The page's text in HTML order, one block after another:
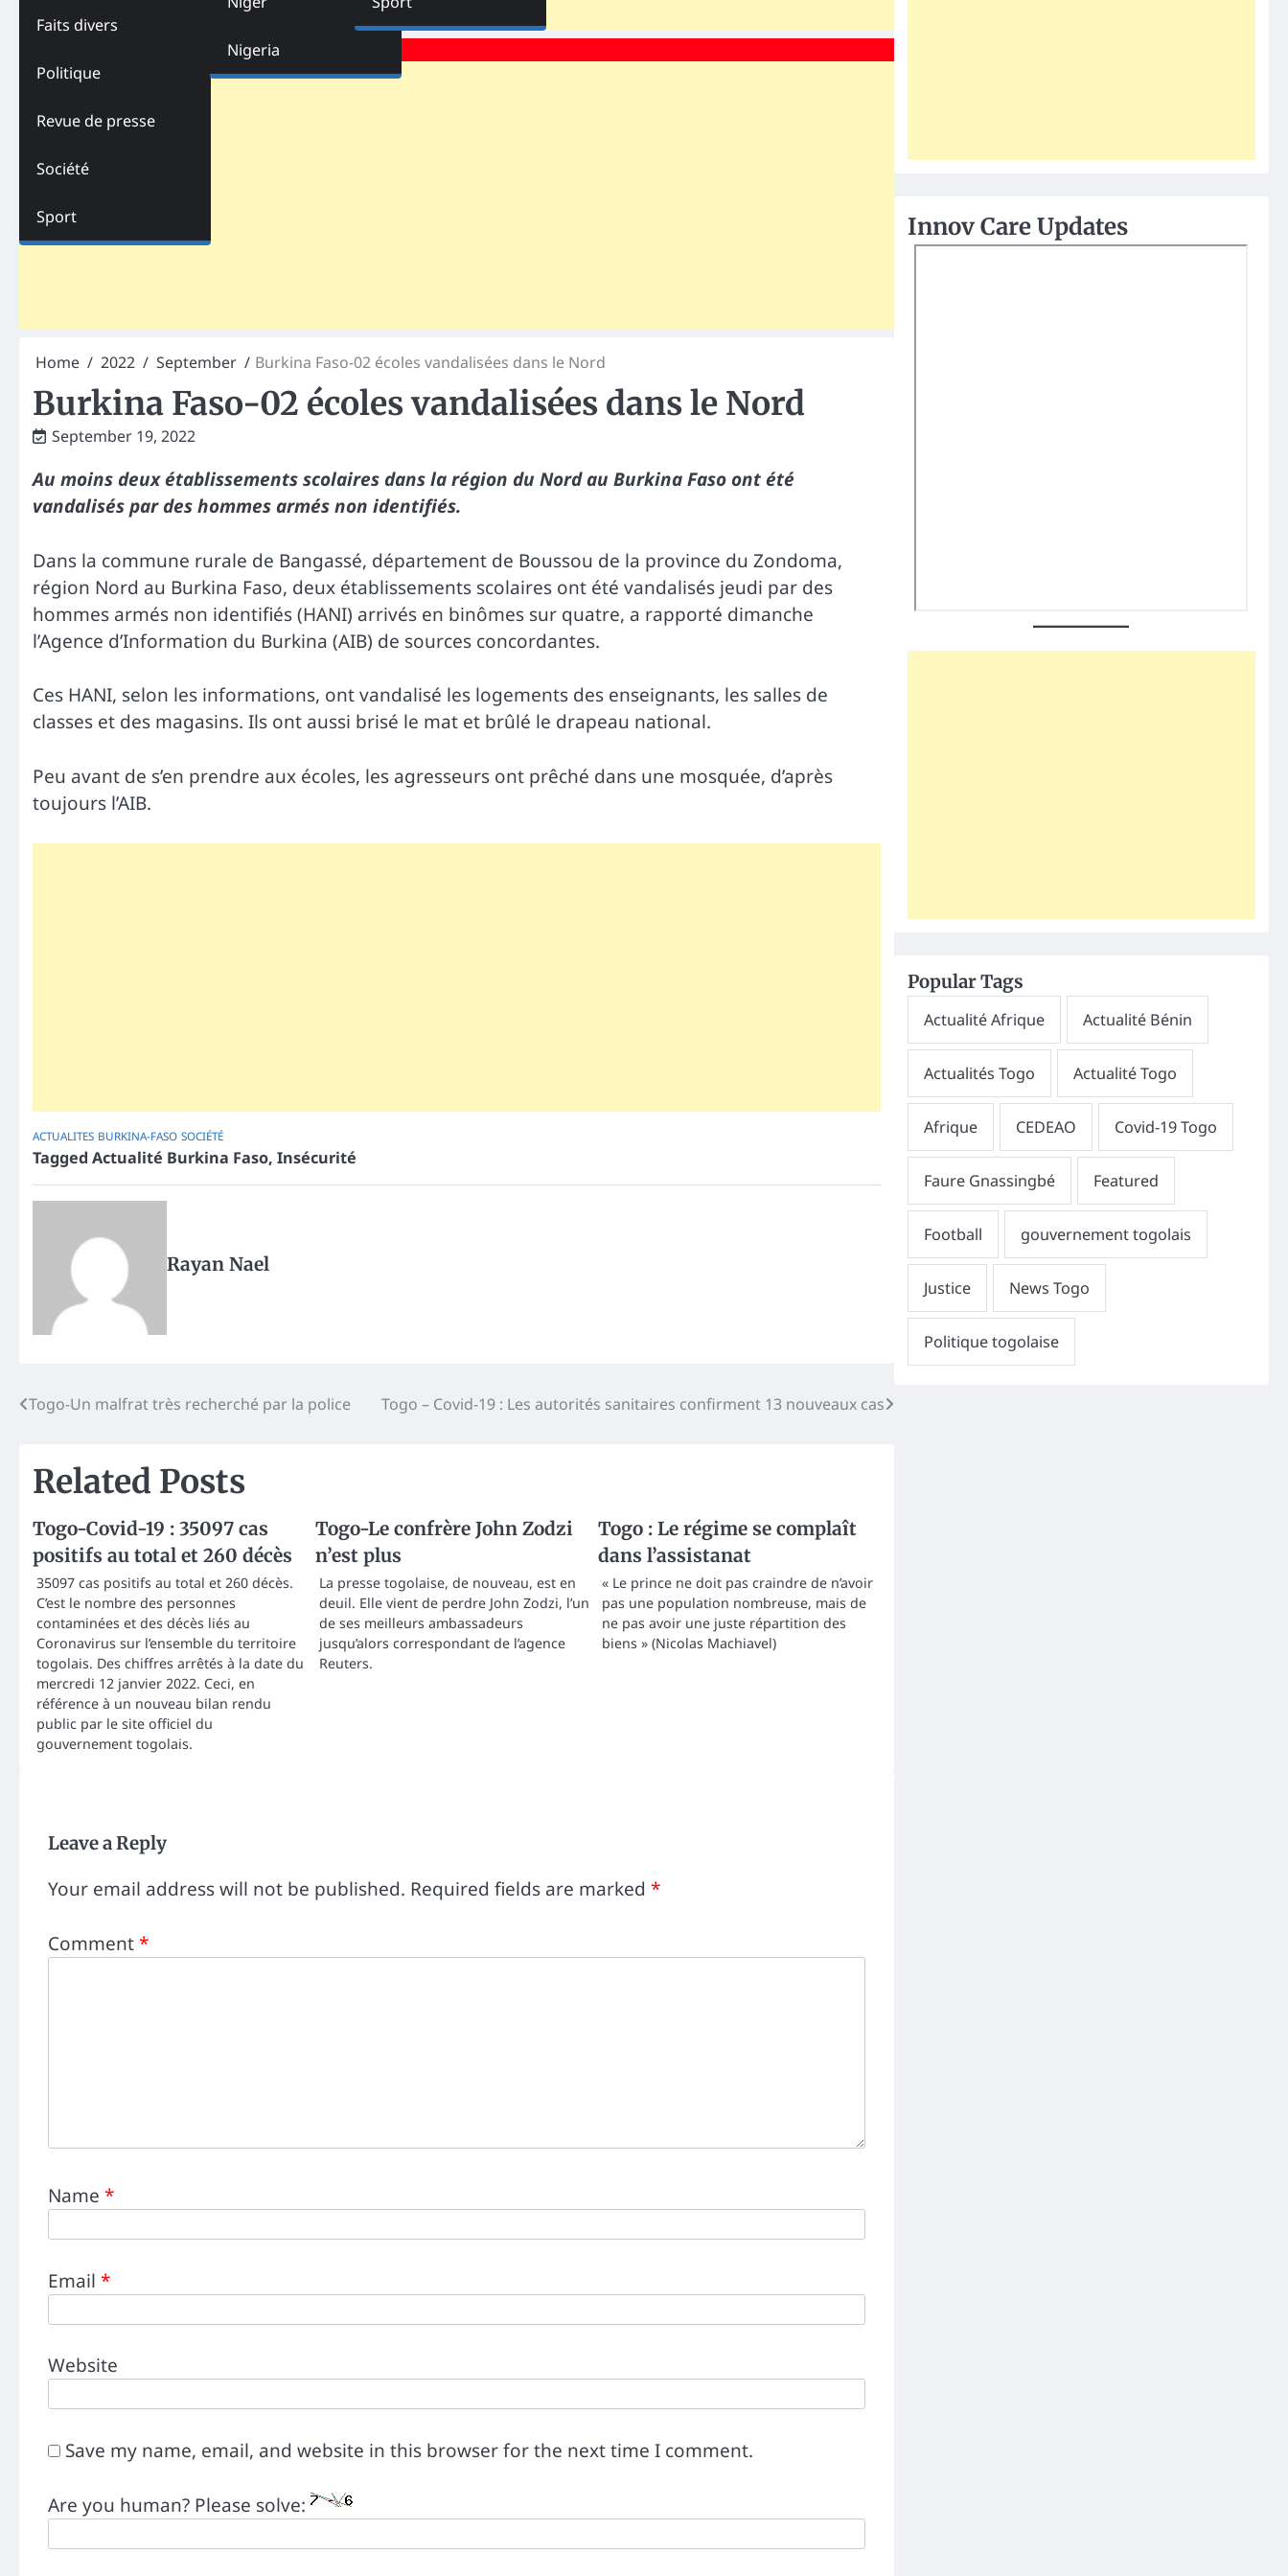
Faits divers
Politique
Revue de presse
Société
Sport
Nigeria
Home 2022 September Burkina Faso-02 écoles vandalisées dans le Nord
Burkina Faso-02 écoles vandalisées dans le Nord
September 19, 2022
Au moins deux établissements scolaires dans la région du Nord au Burkina Faso ont été
vandalisés par des hommes armés non identifiés.
Dans la commune rurale de Bangassé, département de Boussou de la province du Zondoma,
région Nord au Burkina Faso, deux établissements scolaires ont été vandalisés jeudi par des
hommes armés non identifiés (HANI) arrivés en binômes sur quatre, a rapporté dimanche
l’Agence d’Information du Burkina (AIB) de sources concordantes.
Ces HANI, selon les informations, ont vandalisé les logements des enseignants, les salles de
classes et des magasins. Ils ont aussi brisé le mat et brûlé le drapeau national.
Peu avant de s’en prendre aux écoles, les agresseurs ont prêché dans une mosquée, d’après
toujours l’AIB.
ACTUALITES BURKINA-FASO SOCIÉTÉ
Tagged Actualité Burkina Faso, Insécurité
Rayan Nael
Post
Togo-Un malfrat très recherché par la police Togo – Covid-19 : Les autorités sanitaires confirment 13 nouveaux cas
Related Posts
Togo-Covid-19 : 35097 cas
positifs au total et 260 décès
35097 cas positifs au total et 260 décès.
C’est le nombre des personnes
contaminées et des décès liés au
Coronavirus sur l’ensemble du territoire
togolais. Des chiffres arrêtés à la date du
mercredi 12 janvier 2022. Ceci, en
référence à un nouveau bilan rendu
public par le site officiel du
gouvernement togolais.
Togo-Le confrère John Zodzi
n’est plus
La presse togolaise, de nouveau, est en
deuil. Elle vient de perdre John Zodzi, l’un
de ses meilleurs ambassadeurs
jusqu’alors correspondant de l’agence
Reuters.
Togo : Le régime se complaît
dans l’assistanat
« Le prince ne doit pas craindre de n’avoir
pas une population nombreuse, mais de
ne pas avoir une juste répartition des
biens » (Nicolas Machiavel)
Leave a Reply
Your email address will not be published. Required fields are marked *
Comment*
Name *
Email *
Website
Save my name, email, and website in this browser for the next time I comment.
Are you human? Please solve:
Innov Care Updates
Popular Tags